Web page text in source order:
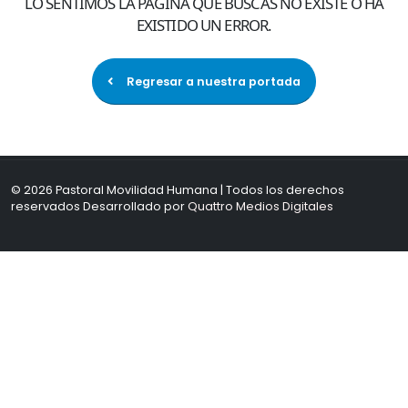
EXISTIDO UN ERROR.
Regresar a nuestra portada
© 2026 Pastoral Movilidad Humana | Todos los derechos
reservados Desarrollado porQuattro Medios Digitales